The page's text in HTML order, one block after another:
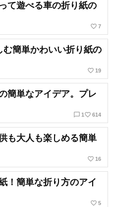
て遊べる車の折り紙の
favorite_border 7
む簡単かわいい折り紙の
favorite_border 19
簡単なアイデア。プレ
chat_bubble_outline 1favorite_border 614
も大人も楽しめる簡単
favorite_border 16
！簡単な折り方のアイ
favorite_border 5